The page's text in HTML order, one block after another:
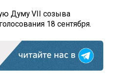
Думу VII созыва
18 сентября.